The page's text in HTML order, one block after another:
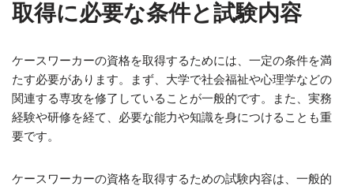
取得に必要な条件と試験内容
ケースワーカーの資格を取得するためには、一定の条件を満
たす必要があります。まず、大学で社会福祉や心理学などの
関連する専攻を修了していることが一般的です。また、実務
経験や研修を経て、必要な能力や知識を身につけることも重
要です。
ケースワーカーの資格を取得するための試験内容は、一般的